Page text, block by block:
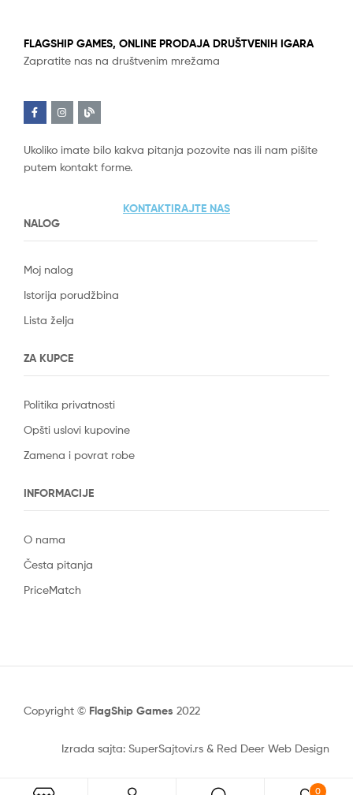
FLAGSHIP GAMES, ONLINE PRODAJA DRUŠTVENIH IGARA
Zapratite nas na društvenim mrežama
Ukoliko imate bilo kakva pitanja pozovite nas ili nam pišite
putem kontakt forme.
KONTAKTIRAJTE NAS
NALOG
Moj nalog
Istorija porudžbina
Lista želja
ZA KUPCE
Politika privatnosti
Opšti uslovi kupovine
Zamena i povrat robe
INFORMACIJE
O nama
Česta pitanja
PriceMatch
Copyright © FlagShip Games 2022
Izrada sajta: SuperSajtovi.rs & Red Deer Web Design
0